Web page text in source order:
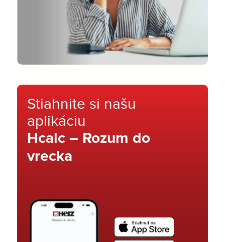
Stiahnite si našu
aplikáciu
Hcalc – Rozum do
vrecka